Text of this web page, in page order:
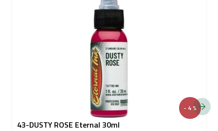
- 4 %
43-DUSTY ROSE Eternal 30ml